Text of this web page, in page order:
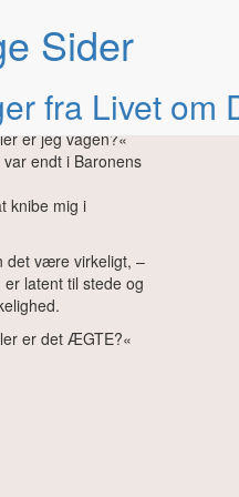
Sider
fra Livet om
er jeg vågen?«
endt i Baronens
knibe mig i
det være virkeligt, –
latent til stede og
er det ÆGTE?«